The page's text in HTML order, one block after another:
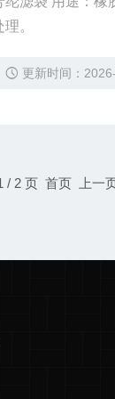
理。
更新时间：
/ 2 页 首页 上一